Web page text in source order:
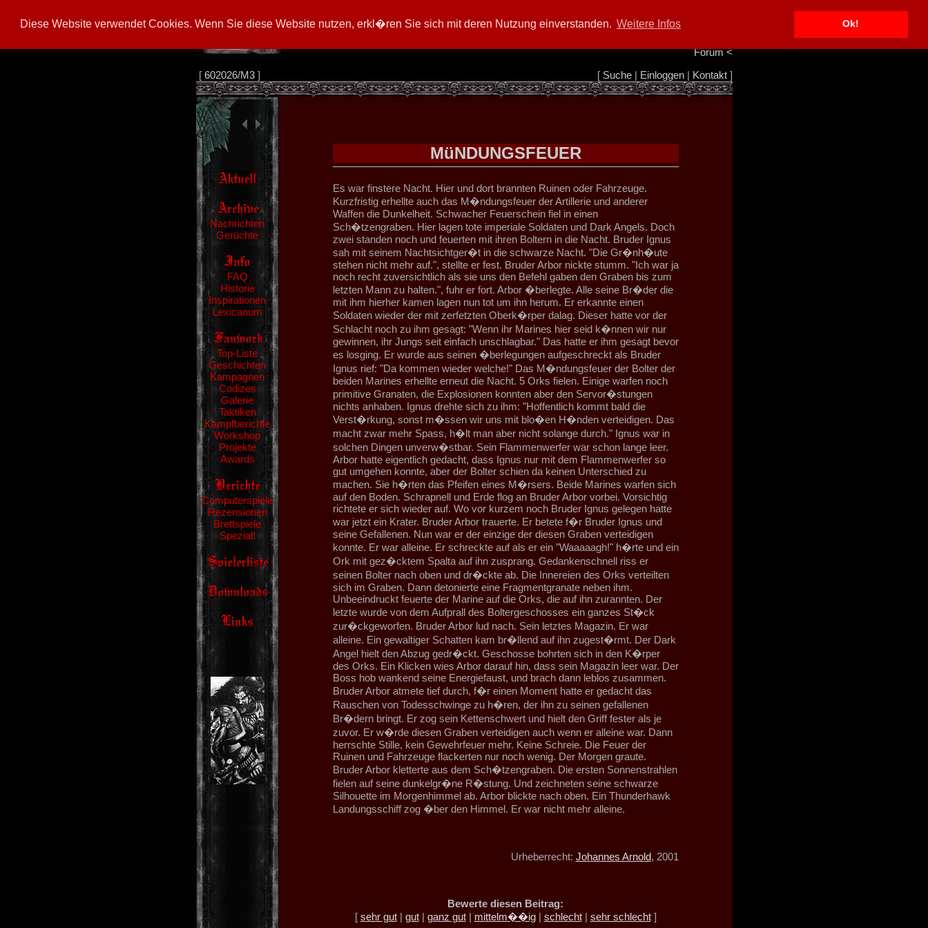
Diese Website verwendet Cookies. Wenn Sie diese Website nutzen, erkl�ren Sie sich mit deren Nutzung einverstanden. Weitere Infos Ok!
Info/Impressum
Forum<
[ 602026/M3] [ Suche| Einloggen| Kontakt]
Nachrichten
Gerüchte
FAQ
Historie
Inspirationen
Lexicanum
Top-Liste
Geschichten
Kampagnen
Codizes
Galerie
Taktiken
Kampfberichte
Workshop
Projekte
Awards
Computerspiele
Rezensionen
Brettspiele
Spezial!
MüNDUNGSFEUER
Es war finstere Nacht. Hier und dort brannten Ruinen oder Fahrzeuge.
Kurzfristig erhellte auch das M�ndungsfeuer der Artillerie und anderer
Waffen die Dunkelheit. Schwacher Feuerschein fiel in einen
Sch�tzengraben. Hier lagen tote imperiale Soldaten und Dark Angels. Doch
zwei standen noch und feuerten mit ihren Boltern in die Nacht. Bruder Ignus
sah mit seinem Nachtsichtger�t in die schwarze Nacht. "Die Gr�nh�ute
stehen nicht mehr auf.", stellte er fest. Bruder Arbor nickte stumm. "Ich war ja
noch recht zuversichtlich als sie uns den Befehl gaben den Graben bis zum
letzten Mann zu halten.", fuhr er fort. Arbor �berlegte. Alle seine Br�der die
mit ihm hierher kamen lagen nun tot um ihn herum. Er erkannte einen
Soldaten wieder der mit zerfetzten Oberk�rper dalag. Dieser hatte vor der
Schlacht noch zu ihm gesagt: "Wenn ihr Marines hier seid k�nnen wir nur
gewinnen, ihr Jungs seit einfach unschlagbar." Das hatte er ihm gesagt bevor
es losging. Er wurde aus seinen �berlegungen aufgeschreckt als Bruder
Ignus rief: "Da kommen wieder welche!" Das M�ndungsfeuer der Bolter der
beiden Marines erhellte erneut die Nacht. 5 Orks fielen. Einige warfen noch
primitive Granaten, die Explosionen konnten aber den Servor�stungen
nichts anhaben. Ignus drehte sich zu ihm: "Hoffentlich kommt bald die
Verst�rkung, sonst m�ssen wir uns mit blo�en H�nden verteidigen. Das
macht zwar mehr Spass, h�lt man aber nicht solange durch." Ignus war in
solchen Dingen unverw�stbar. Sein Flammenwerfer war schon lange leer.
Arbor hatte eigentlich gedacht, dass Ignus nur mit dem Flammenwerfer so
gut umgehen konnte, aber der Bolter schien da keinen Unterschied zu
machen. Sie h�rten das Pfeifen eines M�rsers. Beide Marines warfen sich
auf den Boden. Schrapnell und Erde flog an Bruder Arbor vorbei. Vorsichtig
richtete er sich wieder auf. Wo vor kurzem noch Bruder Ignus gelegen hatte
war jetzt ein Krater. Bruder Arbor trauerte. Er betete f�r Bruder Ignus und
seine Gefallenen. Nun war er der einzige der diesen Graben verteidigen
konnte. Er war alleine. Er schreckte auf als er ein "Waaaaagh!" h�rte und ein
Ork mit gez�cktem Spalta auf ihn zusprang. Gedankenschnell riss er
seinen Bolter nach oben und dr�ckte ab. Die Innereien des Orks verteilten
sich im Graben. Dann detonierte eine Fragmentgranate neben ihm.
Unbeeindruckt feuerte der Marine auf die Orks, die auf ihn zurannten. Der
letzte wurde von dem Aufprall des Boltergeschosses ein ganzes St�ck
zur�ckgeworfen. Bruder Arbor lud nach. Sein letztes Magazin. Er war
alleine. Ein gewaltiger Schatten kam br�llend auf ihn zugest�rmt. Der Dark
Angel hielt den Abzug gedr�ckt. Geschosse bohrten sich in den K�rper
des Orks. Ein Klicken wies Arbor darauf hin, dass sein Magazin leer war. Der
Boss hob wankend seine Energiefaust, und brach dann leblos zusammen.
Bruder Arbor atmete tief durch, f�r einen Moment hatte er gedacht das
Rauschen von Todesschwinge zu h�ren, der ihn zu seinen gefallenen
Br�dern bringt. Er zog sein Kettenschwert und hielt den Griff fester als je
zuvor. Er w�rde diesen Graben verteidigen auch wenn er alleine war. Dann
herrschte Stille, kein Gewehrfeuer mehr. Keine Schreie. Die Feuer der
Ruinen und Fahrzeuge flackerten nur noch wenig. Der Morgen graute.
Bruder Arbor kletterte aus dem Sch�tzengraben. Die ersten Sonnenstrahlen
fielen auf seine dunkelgr�ne R�stung. Und zeichneten seine schwarze
Silhouette im Morgenhimmel ab. Arbor blickte nach oben. Ein Thunderhawk
Landungsschiff zog �ber den Himmel. Er war nicht mehr alleine.
Urheberrecht: Johannes Arnold, 2001
Bewerte diesen Beitrag:
[ sehr gut| gut| ganz gut| mittelm��ig| schlecht| sehr schlecht]